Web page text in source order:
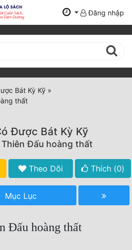
Đăng nhập
Bát Kỳ Kỹ »
thất
Được Bát Kỳ Kỹ
Đấu hoàng thất
Theo Dõi Thích (0)
Mục Lục
Đấu hoàng thất